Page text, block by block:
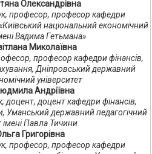
Олександрівна
професор, професор кафедри
національний економічний
Вадима Гетьмана»
Миколаївна
професор кафедри фінансів,
Дніпровський державний
університет
Андріївна
доцент, доцент кафедри фінансів,
Уманський державний педагогічний
імені Павла Тичини
Григорівна
професор, професор кафедри